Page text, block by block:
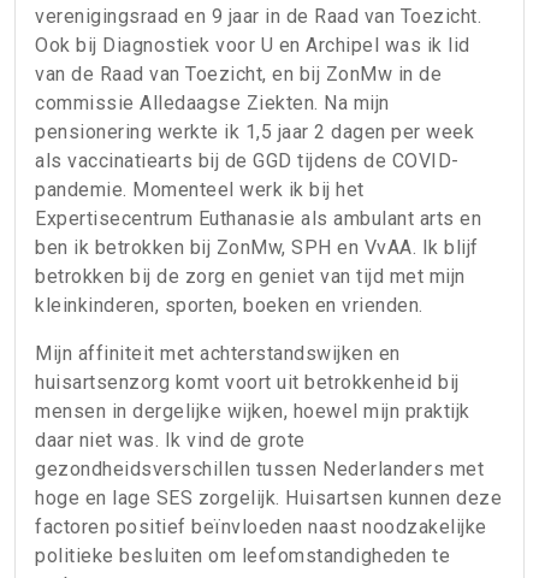
verenigingsraad en 9 jaar in de Raad van Toezicht.
Ook bij Diagnostiek voor U en Archipel was ik lid
van de Raad van Toezicht, en bij ZonMw in de
commissie Alledaagse Ziekten. Na mijn
pensionering werkte ik 1,5 jaar 2 dagen per week
als vaccinatiearts bij de GGD tijdens de COVID-
pandemie. Momenteel werk ik bij het
Expertisecentrum Euthanasie als ambulant arts en
ben ik betrokken bij ZonMw, SPH en VvAA. Ik blijf
betrokken bij de zorg en geniet van tijd met mijn
kleinkinderen, sporten, boeken en vrienden.
Mijn affiniteit met achterstandswijken en
huisartsenzorg komt voort uit betrokkenheid bij
mensen in dergelijke wijken, hoewel mijn praktijk
daar niet was. Ik vind de grote
gezondheidsverschillen tussen Nederlanders met
hoge en lage SES zorgelijk. Huisartsen kunnen deze
factoren positief beïnvloeden naast noodzakelijke
politieke besluiten om leefomstandigheden te